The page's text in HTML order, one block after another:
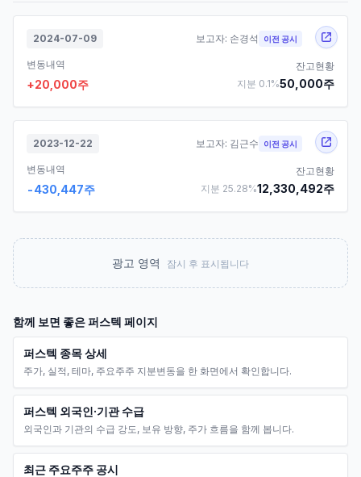
2024-07-09 보고자: 손경석 이전 공시
변동내역
+20,000주
잔고현황
지분 0.1%50,000주
2023-12-22 보고자: 김근수 이전 공시
변동내역
-430,447주
잔고현황
지분 25.28%12,330,492주
광고 영역 잠시 후 표시됩니다
함께 보면 좋은퍼스텍 페이지
퍼스텍 종목 상세
주가, 실적, 테마, 주요주주 지분변동을 한 화면에서 확인합니다.
퍼스텍 외국인·기관 수급
외국인과 기관의 수급 강도, 보유 방향, 주가 흐름을 함께 봅니다.
최근 주요주주 공시